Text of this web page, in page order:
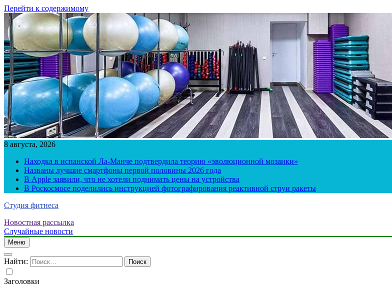
Перейти к содержимому
8 августа, 2026
Находка в испанской Ла-Манче подтвердила теорию «эволюционной мозаики»
Названы лучшие смартфоны первой половины 2026 года
В Apple заявили, что не хотели поднимать цены на устройства
В Роскосмосе поделились инструкцией фотографирования реактивной струи ракеты
Студия фитнеса
Новостная рассылка
Случайные новости
Меню
Найти:
Заголовки